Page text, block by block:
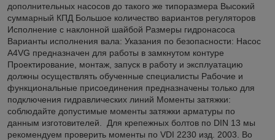
дополнительных насосов до такого же типоразмера Высокий
суммарный КПД Большое количество вариантов регуляторов
Исполнение с наклонной шайбой Размеры гидронасоса
Варианты исполнения вала: Указания по безопасности: Насос
A4VG предназначен для работы в замкнутом контуре
Проектирование, монтаж, запуск в работу и эксплуатацию
должны осуществлять обученные специалисты Рабочие и
функциональные присоединения предназначены только для
подключения гидравлических линий Моменты затяжки:
соблюдайте допустимые моменты затяжки арматуры по
данным изготовителей. Для крепежных болтов по DIN 13 мы
рекомендуем проверить моменты по VDI 2230 изд. 2003. Во